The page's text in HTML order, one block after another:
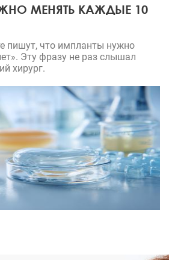
МЕНЯТЬ КАЖДЫЕ 10
пишут, что импланты нужно
Эту фразу не раз слышал
хирург.